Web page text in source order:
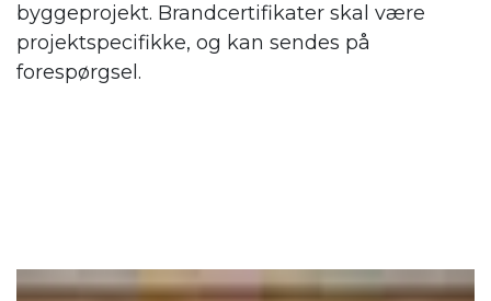
byggeprojekt. Brandcertifikater skal være
projektspecifikke, og kan sendes på
forespørgsel.